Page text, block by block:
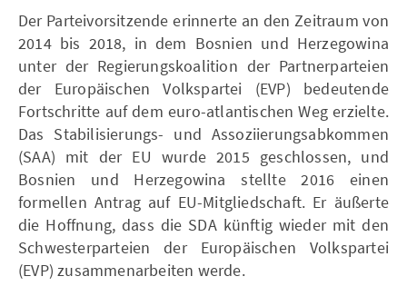
Der Parteivorsitzende erinnerte an den Zeitraum von
2014 bis 2018, in dem Bosnien und Herzegowina
unter der Regierungskoalition der Partnerparteien
der Europäischen Volkspartei (EVP) bedeutende
Fortschritte auf dem euro-atlantischen Weg erzielte.
Das Stabilisierungs- und Assoziierungsabkommen
(SAA) mit der EU wurde 2015 geschlossen, und
Bosnien und Herzegowina stellte 2016 einen
formellen Antrag auf EU-Mitgliedschaft. Er äußerte
die Hoffnung, dass die SDA künftig wieder mit den
Schwesterparteien der Europäischen Volkspartei
(EVP) zusammenarbeiten werde.